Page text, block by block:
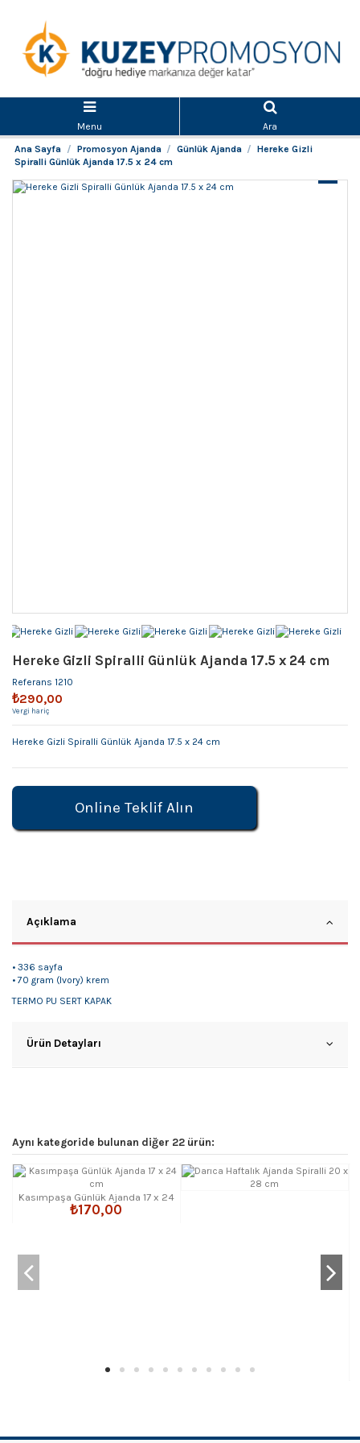
Menu
Ara
Ana Sayfa
Promosyon Ajanda Günlük Ajanda
Hereke Gizli
Spiralli Günlük Ajanda 17.5 x 24 cm
Hereke Gizli Spiralli Günlük Ajanda 17.5 x 24 cm
Referans 1210
₺290,00
Vergi hariç
Hereke Gizli Spiralli Günlük Ajanda 17.5 x 24 cm
Online Teklif Alın
Açıklama
• 336 sayfa
• 70 gram (Ivory) krem
TERMO PU SERT KAPAK
Ürün Detayları
Aynı kategoride bulunan diğer 22 ürün:
Kasımpaşa Günlük Ajanda 17 x 24
cm
₺170,00